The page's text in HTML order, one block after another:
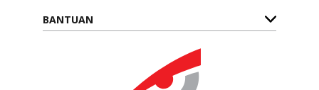
BANTUAN